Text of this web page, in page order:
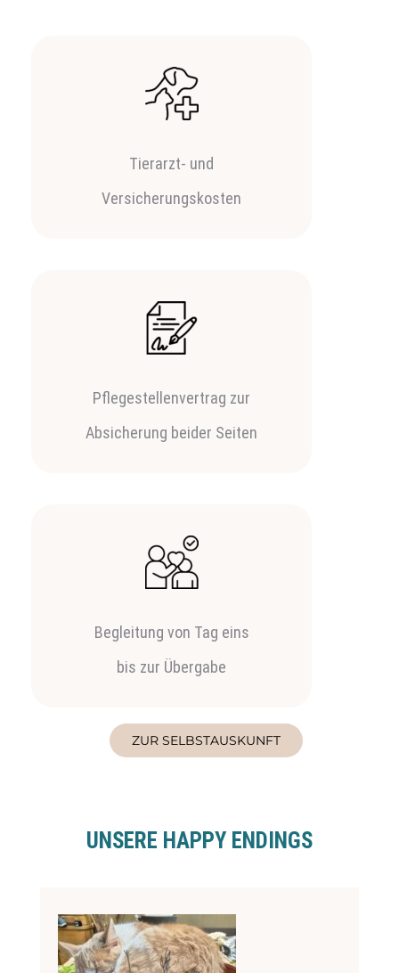
Tierarzt- und
Versicherungskosten
Pflegestellenvertrag zur
Absicherung beider Seiten
Begleitung von Tag eins
bis zur Übergabe
ZUR SELBSTAUSKUNFT
UNSERE HAPPY ENDINGS